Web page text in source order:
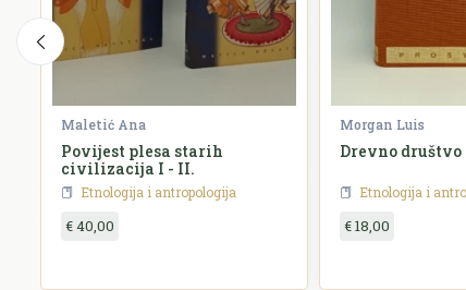
Maletić Ana
Povijest plesa starih
civilizacija I - II.
Etnologija i antropologija
€ 40,00
Morgan Luis
Drevno društvo
Etnologija i
€ 18,00